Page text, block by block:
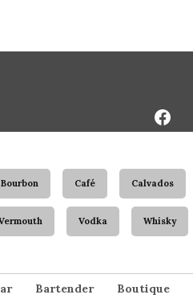
Bourbon Café Calvados
Vodka Whisky
Bartender Boutique